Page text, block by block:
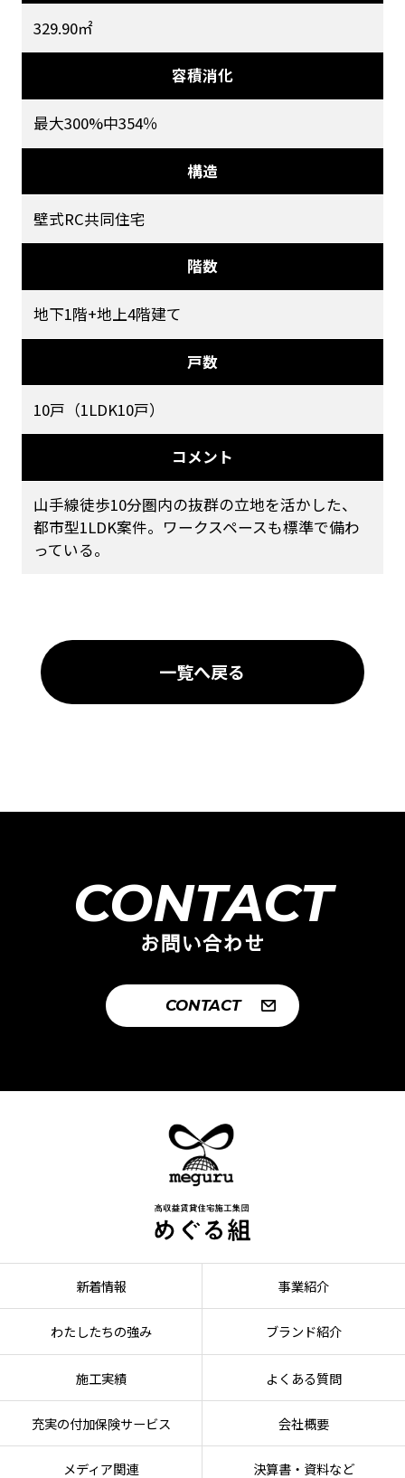
329.90㎡
容積消化
最大300%中354％
構造
壁式RC共同住宅
階数
地下1階+地上4階建て
戸数
10戸（1LDK10戸）
コメント
山手線徒歩10分圏内の抜群の立地を活かした、
都市型1LDK案件。ワークスペースも標準で備わ
っている。
一覧へ戻る
CONTACT
お問い合わせ
CONTACT
新着情報 事業紹介
わたしたちの強み ブランド紹介
施工実績 よくある質問
充実の付加保険サービス 会社概要
メディア関連 決算書・資料など